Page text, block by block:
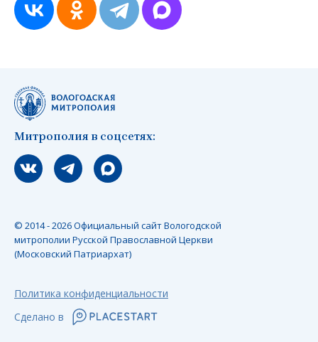
Митрополия в соцсетях:
Мы вконтакте
Мы в telegram
Мы в Макс
© 2014 - 2026 Официальный сайт Вологодской
митрополии Русской Православной Церкви
(Московский Патриархат)
Политика конфиденциальности
Сделано в